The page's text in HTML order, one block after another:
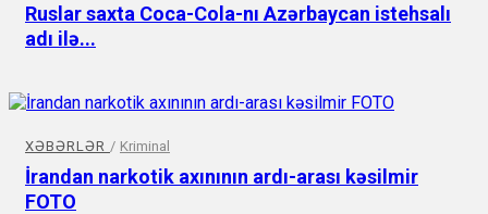
Ruslar saxta Coca-Cola-nı Azərbaycan istehsalı
adı ilə...
XƏBƏRLƏR / Kriminal
İrandan narkotik axınının ardı-arası kəsilmir
FOTO